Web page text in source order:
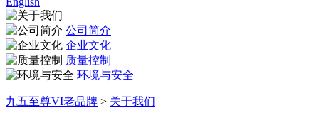
公司简介
企业文化
质量控制
环境与安全
九五至尊VI老品牌 > 关于我们